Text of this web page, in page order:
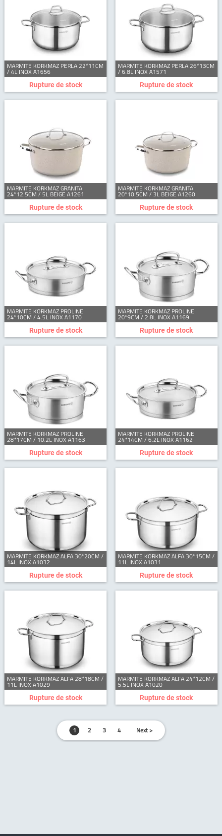
MARMITE KORKMAZ PERLA 22*11CM
/ 4L INOX A1656
Rupture de stock
MARMITE KORKMAZ PERLA 26*13CM
/ 6.8L INOX A1571
Rupture de stock
MARMITE KORKMAZ GRANITA
24*12.5CM / 5L BEIGE A1261
Rupture de stock
MARMITE KORKMAZ GRANITA
20*10.5CM / 3L BEIGE A1260
Rupture de stock
MARMITE KORKMAZ PROLINE
24*10CM / 4.5L INOX A1170
Rupture de stock
MARMITE KORKMAZ PROLINE
20*9CM / 2.8L INOX A1169
Rupture de stock
MARMITE KORKMAZ PROLINE
28*17CM / 10.2L INOX A1163
Rupture de stock
MARMITE KORKMAZ PROLINE
24*14CM / 6.2L INOX A1162
Rupture de stock
MARMITE KORKMAZ ALFA 30*20CM /
14L INOX A1032
Rupture de stock
MARMITE KORKMAZ ALFA 30*15CM /
11L INOX A1031
Rupture de stock
MARMITE KORKMAZ ALFA 28*18CM /
11L INOX A1029
Rupture de stock
MARMITE KORKMAZ ALFA 24*12CM /
5.5L INOX A1020
Rupture de stock
1 2 3 4 Next >